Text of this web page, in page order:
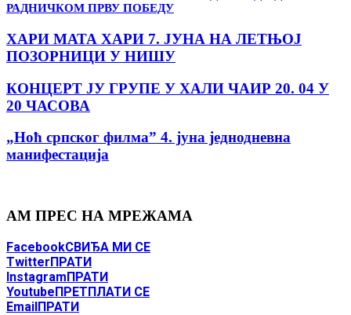
РАДНИЧКОМ ПРВУ ПОБЕДУ
ХАРИ МАТА ХАРИ 7. ЈУНА НА ЛЕТЊОЈ
ПОЗОРНИЦИ У НИШУ
КОНЦЕРТ ЈУ ГРУПЕ У ХАЛИ ЧАИР 20. 04 У
20 ЧАСОВА
„Ноћ српског филма” 4. јуна jеднодневна
манифестација
АМ ПРЕС НА МРЕЖАМА
FacebookСВИЂА МИ СЕ
TwitterПРАТИ
InstagramПРАТИ
YoutubeПРЕТПЛАТИ СЕ
EmailПРАТИ